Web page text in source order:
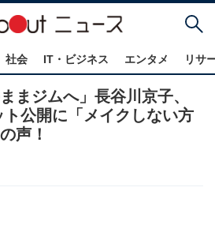
社会 IT・ビジネス エンタメ リサ
まジムへ」長谷川京子、
公開に「メイクしない方
声！